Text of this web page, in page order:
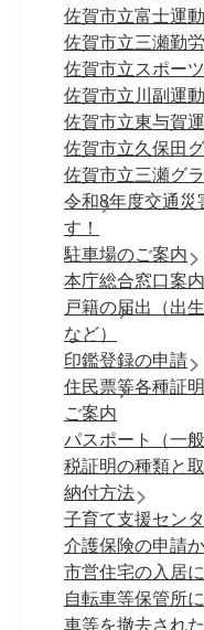
佐賀市立富士運
佐賀市立三瀬勤
佐賀市立スポー
佐賀市立川副運
佐賀市立東与賀
佐賀市立久保田
佐賀市立三瀬グ
令和8年度交通災
す！
駐車場のご案内
本庁総合窓口案
戸籍の届出（出
など）
印鑑登録の申請
住民票等各種証
ご案内
パスポート（一
税証明の種類と
納付方法
子育て支援セン
介護保険の申請
市営住宅の入居
自転車等保管所
車等を撤去された